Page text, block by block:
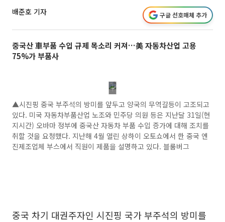
배준호 기자 구글 선호매체 추가
중국산 車부품 수입 규제 목소리 커져…美 자동차산업 고용
75%가 부품사
▲시진핑 중국 부주석의 방미를 앞두고 양국의 무역갈등이 고조되고
있다. 미국 자동차부품산업 노조와 민주당 의원 등은 지난달 31일(현
지시간) 오바마 정부에 중국산 자동차 부품 수입 증가에 대해 조치를
취할 것을 요청했다. 지난해 4월 열린 상하이 오토쇼에서 한 중국 엔
진제조업체 부스에서 직원이 제품을 설명하고 있다. 블룸버그
중국 차기 대권주자인 시진핑 국가 부주석의 방미를